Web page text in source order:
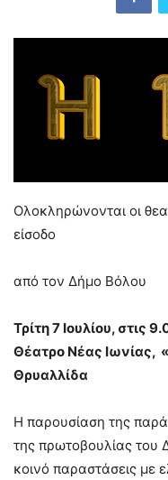
Ολοκληρώνονται οι
είσοδο
από τον Δήμο Βόλου
Τρίτη 7 Ιουλίου, στις
Θέατρο Νέας Ιωνίας,
Θρυαλλίδα
Η παρουσίαση της
της πρωτοβουλίας
κοινό παραστάσεις με